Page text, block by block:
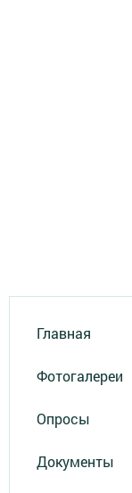
Главная
Фотогалереи
Опросы
Документы